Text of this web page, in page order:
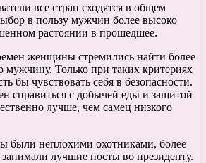
все стран сходятся в общем
в пользу мужчин более высоко
растоянии в прошедшее.
женщины стремились найти более
мужчину. Только при таких критериях
бы чувствовать себя в безопасности.
справиться с добычей еды и защитой
лучше, чем самец низкого
были неплохими охотниками, более
лучшие посты во президенту.